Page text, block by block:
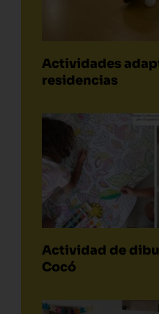
Actividades
residencias
Actividad de
Cocó